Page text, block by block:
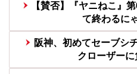
【賛否】『ヤニねこ』
て終わるに
阪神、初めてセーブシ
クローザー